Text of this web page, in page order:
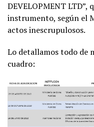
DEVELOPMENT LTD”,
instrumento, según el
actos inescrupulosos.
Lo detallamos todo de
cuadro: